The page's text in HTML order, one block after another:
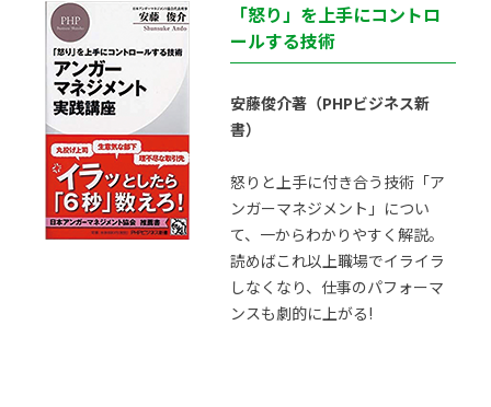
「怒り」を上手にコントロ
ールする技術
安藤俊介著（PHPビジネス新
書）
怒りと上手に付き合う技術「ア
ンガーマネジメント」につい
て、一からわかりやすく解説。
読めばこれ以上職場でイライラ
しなくなり、仕事のパフォーマ
ンスも劇的に上がる!